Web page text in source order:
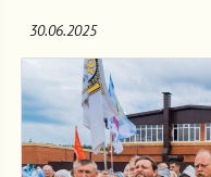
30.06.2025